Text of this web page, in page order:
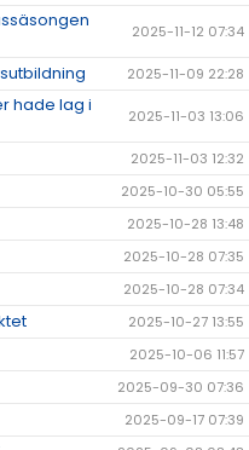
2025-11-12 07:34
2025-11-09 22:28
hade lag i
2025-11-03 13:06
2025-11-03 12:32
2025-10-30 05:55
2025-10-28 13:48
2025-10-28 07:35
2025-10-28 07:34
2025-10-27 13:55
2025-10-06 11:57
2025-09-30 07:36
2025-09-17 07:39